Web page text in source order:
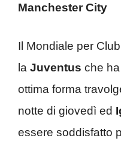
Manchester City
Il Mondiale per
la Juventus che
ottima forma
notte di giovedì ed
essere soddisfatto